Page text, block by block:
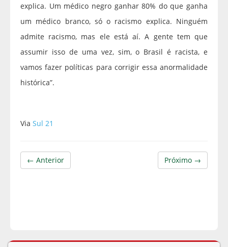
explica. Um médico negro ganhar 80% do que ganha
um médico branco, só o racismo explica. Ninguém
admite racismo, mas ele está aí. A gente tem que
assumir isso de uma vez, sim, o Brasil é racista, e
vamos fazer políticas para corrigir essa anormalidade
histórica”.
Via Sul 21
Próximo →
← Anterior